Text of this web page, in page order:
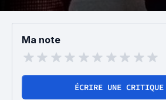
Ma note
ÉCRIRE UNE CRITIQUE